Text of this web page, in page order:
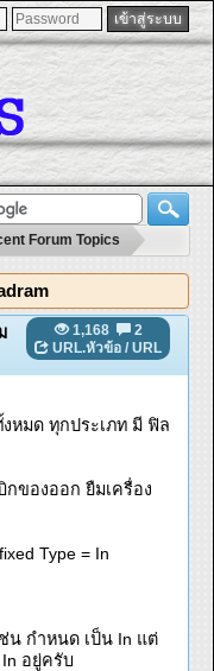
Forum Topics
1,168
2
URL.หัวข้อ / URL
หมด ทุกประเภท มี ฟิล
กของออก ยืมเครื่อง
Type = In
น กำหนด เป็น In แต่
อยู่ครับ